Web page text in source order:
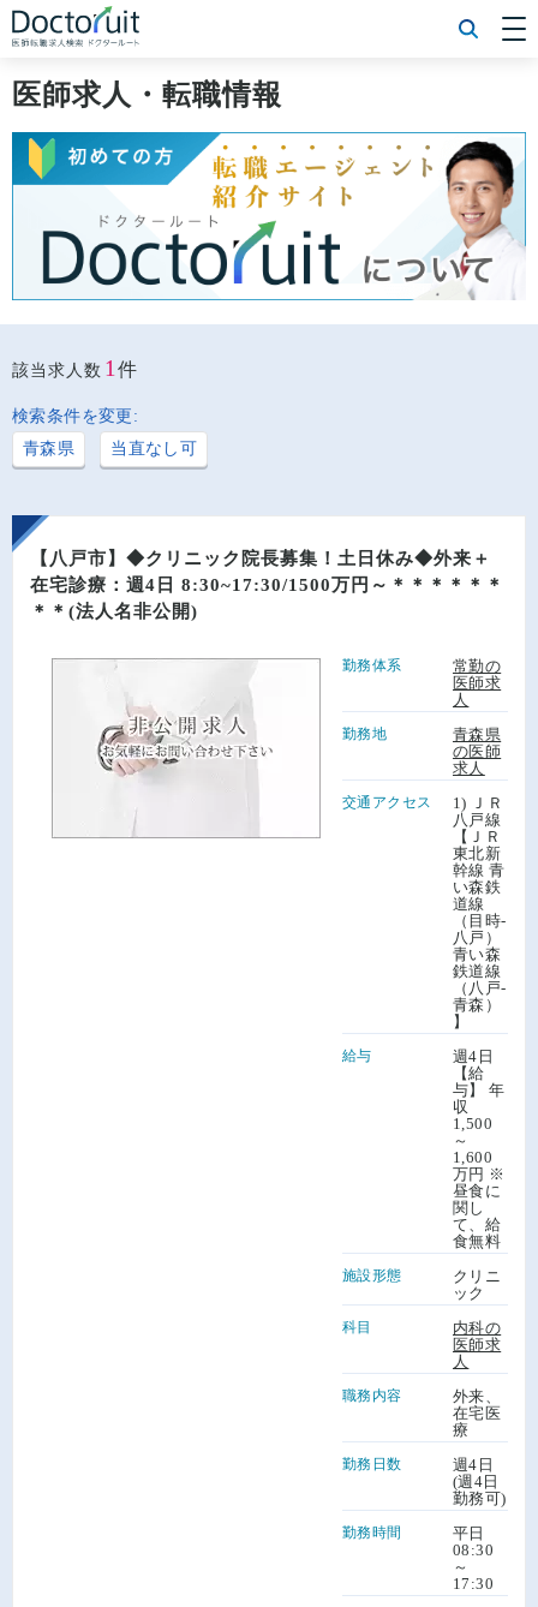
[常勤] 科目から探す
[常勤] 特徴から探す
[非常勤] 科目から探す
[非常勤] 特徴から探す
Doctoruit医師転職特集
Doctoruitについて
運営者情報
プライバシーポリシー
医師求人・転職情報
該当求人数 1件
検索条件を変更:
青森県
当直なし可
【八戸市】◆クリニック院長募集！土日休み◆外来＋
在宅診療：週4日 8:30~17:30/1500万円～＊＊＊＊＊＊
＊＊(法人名非公開)
勤務体系
常勤の
医師求
人
勤務地
青森県
の医師
求人
交通アクセス
1) ＪＲ
八戸線
【ＪＲ
東北新
幹線 青
い森鉄
道線
（目時-
八戸）
青い森
鉄道線
（八戸-
青森）
】
給与
週4日
【給
与】 年
収
1,500
～
1,600
万円 ※
昼食に
関し
て、給
食無料
施設形態
クリニ
ック
科目
内科の
医師求
人
職務内容
外来、
在宅医
療
勤務日数
週4日
(週4日
勤務可)
勤務時間
平日
08:30
～
17:30